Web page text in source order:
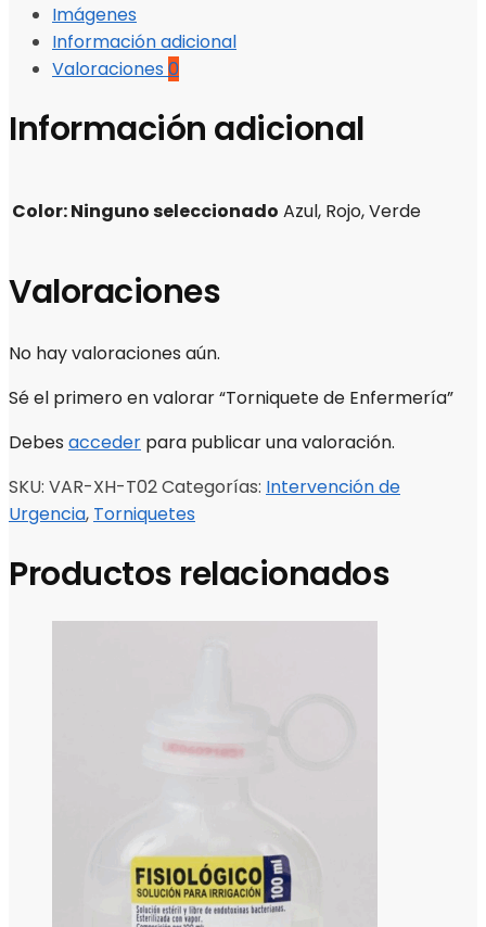
Imágenes
Información adicional
Valoraciones 0
Información adicional
Color:Ninguno seleccionado Azul, Rojo, Verde
Valoraciones
No hay valoraciones aún.
Sé el primero en valorar “Torniquete de Enfermería”
Debes acceder para publicar una valoración.
SKU: VAR-XH-T02Categorías: Intervención de
Urgencia, Torniquetes
Productos relacionados